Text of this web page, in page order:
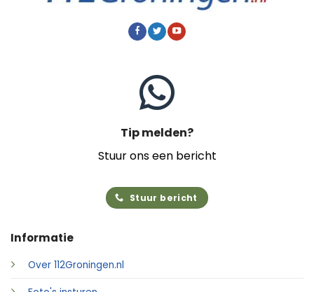
Informatie
Over 112Groningen.nl
Tip melden?
Stuur ons een bericht
Stuur bericht